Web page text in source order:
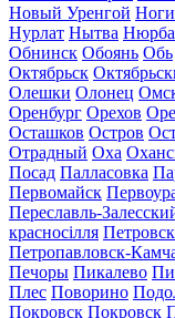
Новый Уренгой
Нурлат Нытва Нюрба
Обнинск Обоянь Обь
Октябрьск
Олешки Олонец
Оренбург Орехов
Осташков Остров
Отрадный Оха
Посад Палласовка
Первомайск
Переславль-
красносілля Петровск
Петропавловск-
Печоры Пикалево
Плес Поворино
Покровск Покровск